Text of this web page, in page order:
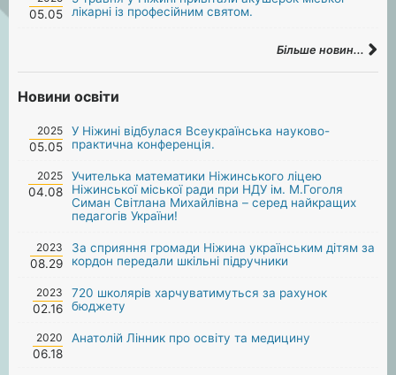
05.05
лікарні із професійним святом.
Більше новин...
Новини освіти
2025
05.05
У Ніжині відбулася Всеукраїнська науково-
практична конференція.
2025
04.08
Учителька математики Ніжинського ліцею
Ніжинської міської ради при НДУ ім. М.Гоголя
Симан Світлана Михайлівна – серед найкращих
педагогів України!
2023
08.29
За сприяння громади Ніжина українським дітям за
кордон передали шкільні підручники
2023
02.16
720 школярів харчуватимуться за рахунок
бюджету
2020
06.18
Анатолій Лінник про освіту та медицину